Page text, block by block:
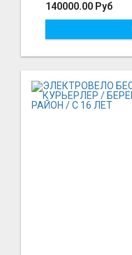
140000.00 Руб